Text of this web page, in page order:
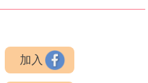
加入